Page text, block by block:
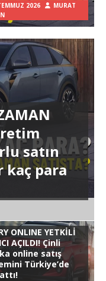
2026
MURAT
satın
kaç para
ONLINE YETKİLİ
AÇILDI! Çinli
online satış
Türkiye’de